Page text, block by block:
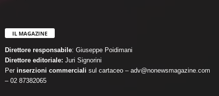
IL MAGAZINE
Direttore responsabile: Giuseppe Poidimani
Direttore editoriale: Juri Signorini
Per inserzioni commerciali sul cartaceo – adv@nonewsmagazine.com
– 02 87382065